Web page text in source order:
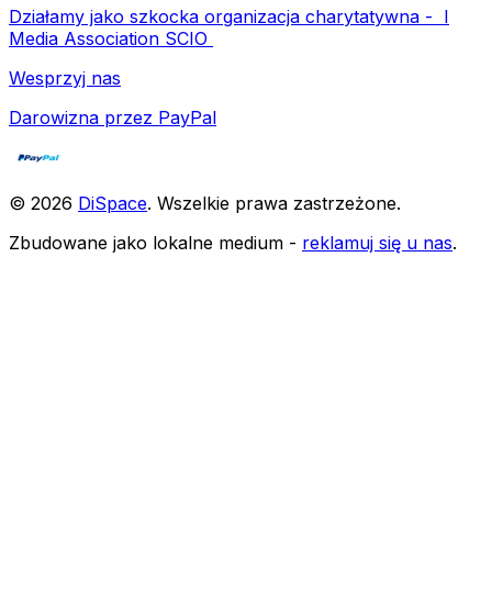
Działamy jako szkocka organizacja charytatywna - I
Media Association SCIO
Wesprzyj nas
Darowizna przez PayPal
© 2026 DiSpace. Wszelkie prawa zastrzeżone.
Zbudowane jako lokalne medium - reklamuj się u nas.